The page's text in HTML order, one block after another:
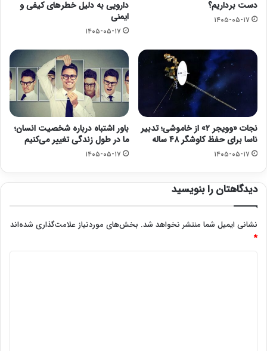
دست برداریم؟
۱۴۰۵-۰۵-۱۷
دارویی به دلیل خطرهای کیفی و
ایمنی
۱۴۰۵-۰۵-۱۷
نجات «وویجر ۲» از خاموشی؛ تدبیر
ناسا برای حفظ کاوشگر ۴۸ ساله
۱۴۰۵-۰۵-۱۷
باور اشتباه درباره شخصیت انسان؛
ما در طول زندگی تغییر می‌کنیم
۱۴۰۵-۰۵-۱۷
دیدگاهتان را بنویسید
نشانی ایمیل شما منتشر نخواهد شد. بخش‌های موردنیاز علامت‌گذاری شده‌اند
*